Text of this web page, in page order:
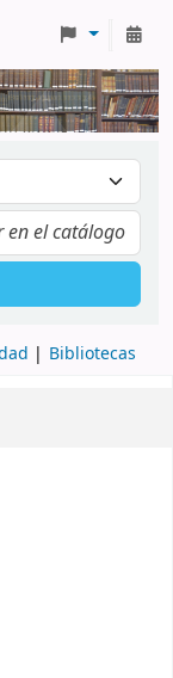
Bibliotecas